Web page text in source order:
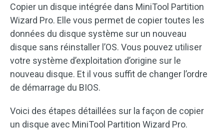
Copier un disque intégrée dans MiniTool Partition
Wizard Pro. Elle vous permet de copier toutes les
données du disque système sur un nouveau
disque sans réinstaller l’OS. Vous pouvez utiliser
votre système d’exploitation d’origine sur le
nouveau disque. Et il vous suffit de changer l’ordre
de démarrage du BIOS.
Voici des étapes détaillées sur la façon de copier
un disque avec MiniTool Partition Wizard Pro.